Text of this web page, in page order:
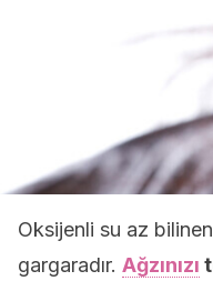
Oksijenli su az
gargaradır. Ağzınızı